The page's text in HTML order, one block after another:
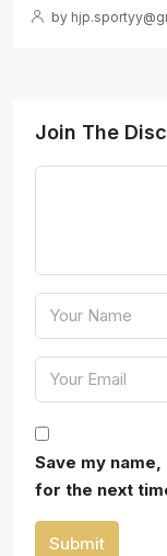
by
Join The
Save my
for the next
Submit